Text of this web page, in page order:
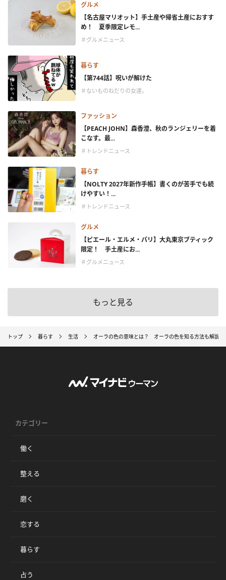
グルメ
【名古屋マリオット】手土産や帰省土産におすす
め！ 夏季限定レモ...
＃グルメニュース
暮らす
【第744話】呪いが解けた
＃ないものねだりの女達。
ファッション
【PEACH JOHN】森香澄、秋のランジェリーを着
こなす。最...
＃トレンドニュース
暮らす
【NOLTY 2027年新作手帳】書くのが苦手でも続
けやすい！...
＃トレンドニュース
グルメ
【ピエール・エルメ・パリ】大丸東京ブティック
限定！ 手土産にお...
＃グルメニュース
もっと見る
トップ 暮らす 生活 オーラの色の意味とは？ オーラの色を知る方法も解説
カテゴリー
働く
整える
磨く
恋する
暮らす
占う